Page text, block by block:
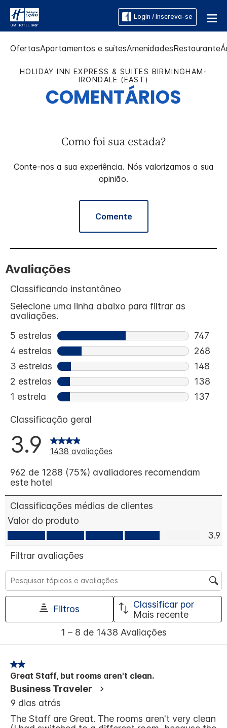
Login / Inscreva-se
OfertasApartamentos e suítesAmenidadesRestaurante
HOLIDAY INN EXPRESS & SUITES BIRMINGHAM-
IRONDALE (EAST)
COMENTÁRIOS
Como foi sua estada?
Conte-nos a sua experiência. Nós valorizamos a sua
opinião.
Comente